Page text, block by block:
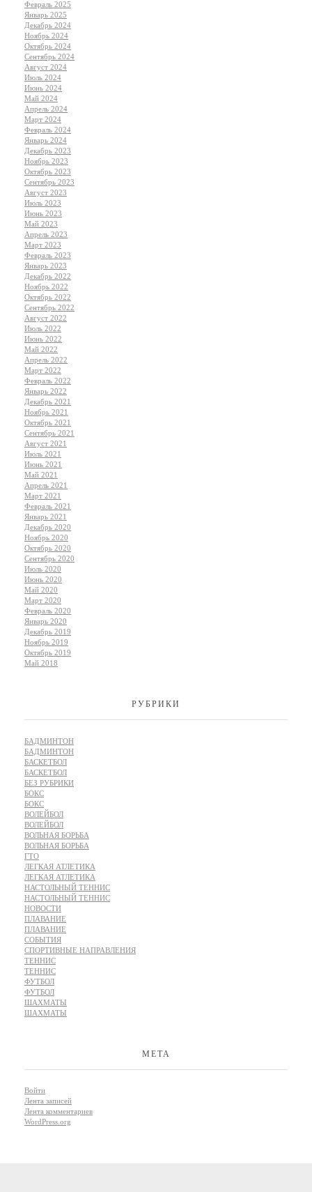
Февраль 2025
Январь 2025
Декабрь 2024
Ноябрь 2024
Октябрь 2024
Сентябрь 2024
Август 2024
Июль 2024
Июнь 2024
Май 2024
Апрель 2024
Март 2024
Февраль 2024
Январь 2024
Декабрь 2023
Ноябрь 2023
Октябрь 2023
Сентябрь 2023
Август 2023
Июль 2023
Июнь 2023
Май 2023
Апрель 2023
Март 2023
Февраль 2023
Январь 2023
Декабрь 2022
Ноябрь 2022
Октябрь 2022
Сентябрь 2022
Август 2022
Июль 2022
Июнь 2022
Май 2022
Апрель 2022
Март 2022
Февраль 2022
Январь 2022
Декабрь 2021
Ноябрь 2021
Октябрь 2021
Сентябрь 2021
Август 2021
Июль 2021
Июнь 2021
Май 2021
Апрель 2021
Март 2021
Февраль 2021
Январь 2021
Декабрь 2020
Ноябрь 2020
Октябрь 2020
Сентябрь 2020
Июль 2020
Июнь 2020
Май 2020
Март 2020
Февраль 2020
Январь 2020
Декабрь 2019
Ноябрь 2019
Октябрь 2019
Май 2018
РУБРИКИ
БАДМИНТОН
БАДМИНТОН
БАСКЕТБОЛ
БАСКЕТБОЛ
БЕЗ РУБРИКИ
БОКС
БОКС
ВОЛЕЙБОЛ
ВОЛЕЙБОЛ
ВОЛЬНАЯ БОРЬБА
ВОЛЬНАЯ БОРЬБА
ГТО
ЛЕГКАЯ АТЛЕТИКА
ЛЕГКАЯ АТЛЕТИКА
НАСТОЛЬНЫЙ ТЕННИС
НАСТОЛЬНЫЙ ТЕННИС
НОВОСТИ
ПЛАВАНИЕ
ПЛАВАНИЕ
СОБЫТИЯ
СПОРТИВНЫЕ НАПРАВЛЕНИЯ
ТЕННИС
ТЕННИС
ФУТБОЛ
ФУТБОЛ
ШАХМАТЫ
ШАХМАТЫ
МЕТА
Войти
Лента записей
Лента комментариев
WordPress.org